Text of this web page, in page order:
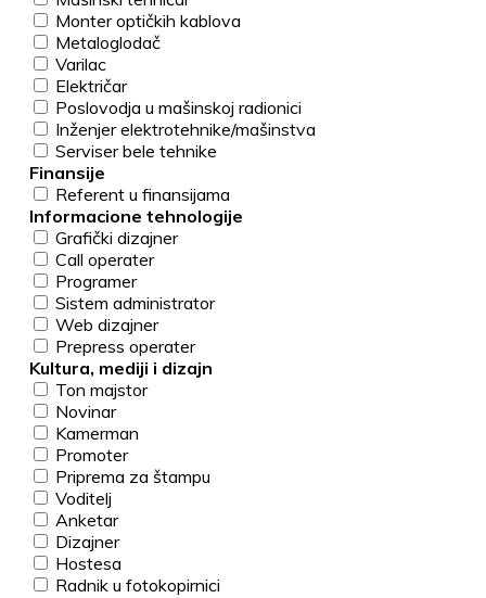
Monter optičkih kablova
Metaloglodač
Varilac
Električar
Poslovodja u mašinskoj radionici
Inženjer elektrotehnike/mašinstva
Serviser bele tehnike
Finansije
Referent u finansijama
Informacione tehnologije
Grafički dizajner
Call operater
Programer
Sistem administrator
Web dizajner
Prepress operater
Kultura, mediji i dizajn
Ton majstor
Novinar
Kamerman
Promoter
Priprema za štampu
Voditelj
Anketar
Dizajner
Hostesa
Radnik u fotokopirnici